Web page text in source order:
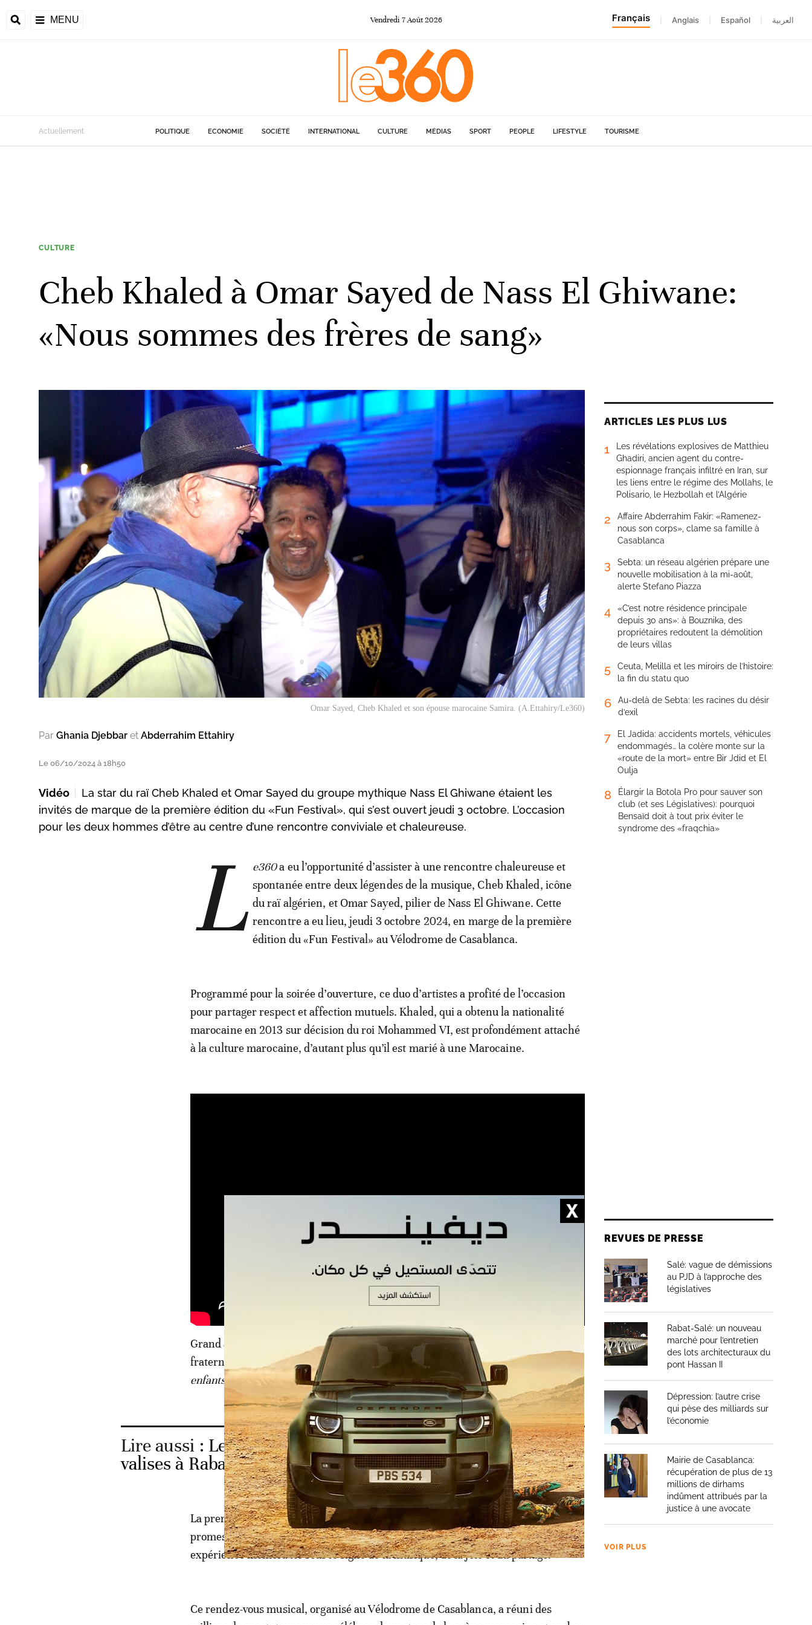
MENU Vendredi 7Août 2026 Français Anglais Español العربية
Actuellement POLITIQUE ECONOMIE SOCIÉTÉ INTERNATIONAL CULTURE MÉDIAS SPORT PEOPLE LIFESTYLE TOURISME
CULTURE
Cheb Khaled à Omar Sayed de Nass El Ghiwane:
«Nous sommes des frères de sang»
Omar Sayed, Cheb Khaled et son épouse marocaine Samira. (A.Ettahiry/Le360)
Par Ghania Djebbar et Abderrahim Ettahiry
Le 06/10/2024 à 18h50
Vidéo
La star du raï Cheb Khaled et Omar Sayed du groupe mythique Nass El Ghiwane étaient les
invités de marque de la première édition du «Fun Festival», qui s’est ouvert jeudi 3 octobre. L’occasion
pour les deux hommes d’être au centre d’une rencontre conviviale et chaleureuse.
L e360a eu l’opportunité d’assister à une rencontre chaleureuse et
spontanée entre deux légendes de la musique, Cheb Khaled, icône
du raï algérien, et Omar Sayed, pilier de Nass El Ghiwane. Cette
rencontre a eu lieu, jeudi 3 octobre 2024, en marge de la première
édition du «Fun Festival» au Vélodrome de Casablanca.
Programmé pour la soirée d’ouverture, ce duo d’artistes a profité de l’occasion
pour partager respect et affection mutuels. Khaled, qui a obtenu la nationalité
marocaine en 2013 sur décision du roi Mohammed VI, est profondément attaché
à la culture marocaine, d’autant plus qu’il est marié à une Marocaine.
Grand admirateur de la musique de Nass El Ghiwane, Khaled a exprimé sa
fraternité à Omar Sayed: «Nous viendrons te voir chez toi, moi, ma femme et mes
enfants. Nous sommes des frères de sang.»
Lire aussi : Le festival Littératures itinérantes pose ses
valises à Rabat
La première édition du Fun Festival de Casablanca aura tenu toutes ses
promesses avec une soirée de clôture samedi soir, qui a offert au public une
expérience mémorable sous le signe de la musique, de la joie et du partage.
Ce rendez-vous musical, organisé au Vélodrome de Casablanca, a réuni des
ARTICLES LES PLUS LUS
1
Les révélations explosives de Matthieu
Ghadiri, ancien agent du contre-
espionnage français infiltré en Iran, sur
les liens entre le régime des Mollahs, le
Polisario, le Hezbollah et l’Algérie
2
Affaire Abderrahim Fakir: «Ramenez-
nous son corps», clame sa famille à
Casablanca
3
Sebta: un réseau algérien prépare une
nouvelle mobilisation à la mi-août,
alerte Stefano Piazza
4
«C’est notre résidence principale
depuis 30 ans»: à Bouznika, des
propriétaires redoutent la démolition
de leurs villas
5
Ceuta, Melilla et les miroirs de l’histoire:
la fin du statu quo
6
Au-delà de Sebta: les racines du désir
d’exil
7
El Jadida: accidents mortels, véhicules
endommagés… la colère monte sur la
«route de la mort» entre Bir Jdid et El
Oulja
8
Élargir la Botola Pro pour sauver son
club (et ses Législatives): pourquoi
Bensaïd doit à tout prix éviter le
syndrome des «fraqchia»
REVUES DE PRESSE
Salé: vague de démissions
au PJD à l’approche des
législatives
Rabat-Salé: un nouveau
marché pour l’entretien
des lots architecturaux du
pont Hassan II
Dépression: l’autre crise
qui pèse des milliards sur
l’économie
Mairie de Casablanca:
récupération de plus de 13
millions de dirhams
indûment attribués par la
justice à une avocate
VOIR PLUS